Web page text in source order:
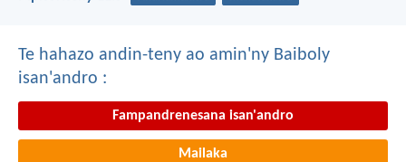
Te hahazo andin-teny ao amin'ny Baiboly
isan'andro :
Fampandrenesana isan'andro
Mailaka